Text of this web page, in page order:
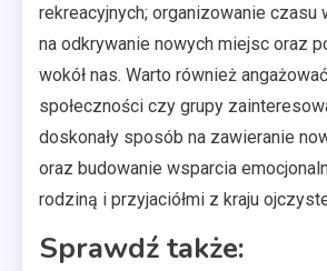
rekreacyjnych; organizowanie czasu
na odkrywanie nowych miejsc oraz
wokół nas. Warto również
społeczności czy grupy
doskonały sposób na zawieranie
oraz budowanie wsparcia
rodziną i przyjaciółmi z kraju
Sprawdź także: